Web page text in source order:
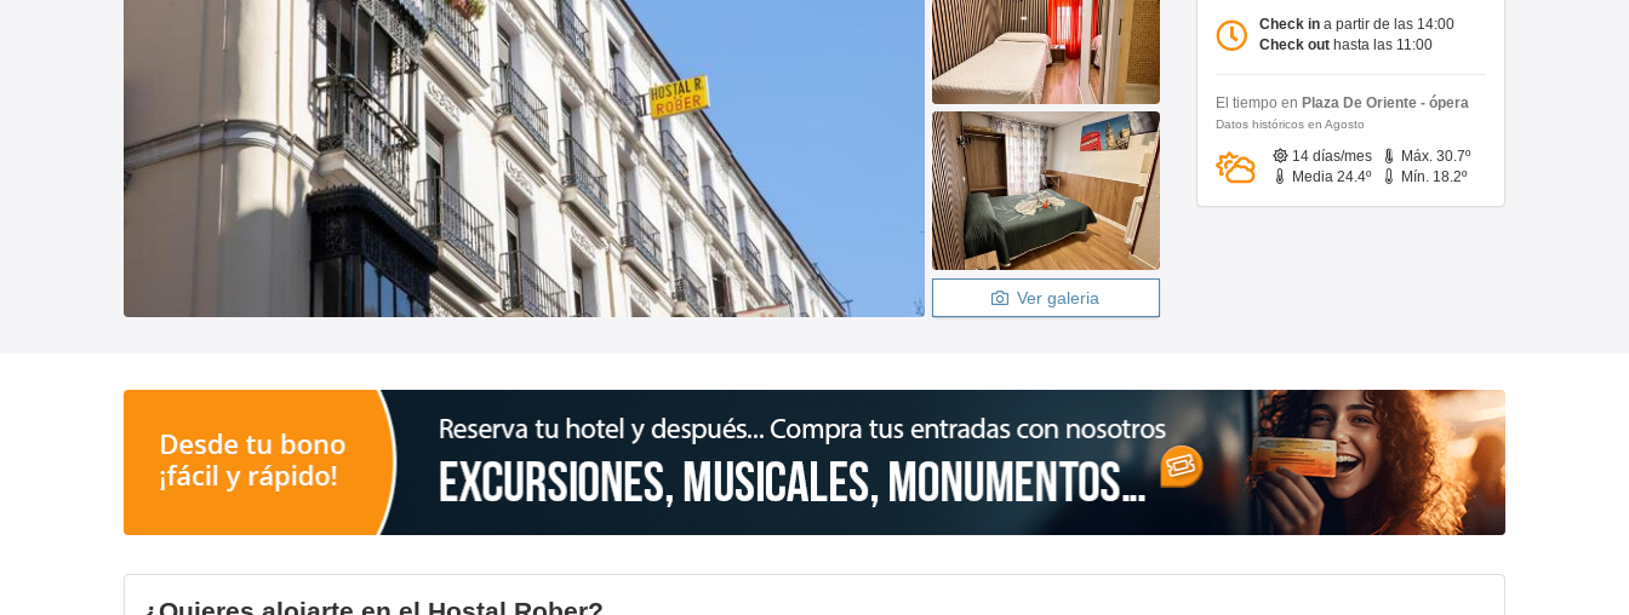
Ver galeria
Check in a partir de las 14:00
Check out hasta las 11:00
El tiempo en Plaza De Oriente - ópera
Datos históricos en Agosto
14 días/mes
Máx. 30.7º
Media 24.4º
Mín. 18.2º